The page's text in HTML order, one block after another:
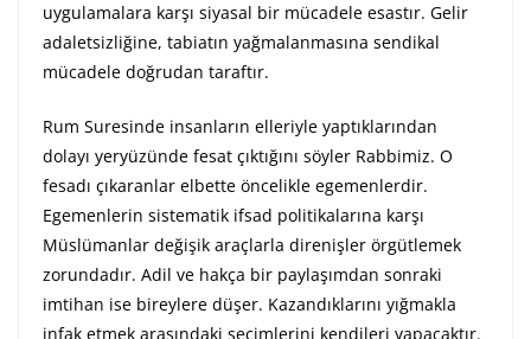
uygulamalara karşı siyasal bir mücadele esastır. Gelir
adaletsizliğine, tabiatın yağmalanmasına sendikal
mücadele doğrudan taraftır.
Rum Suresinde insanların elleriyle yaptıklarından
dolayı yeryüzünde fesat çıktığını söyler Rabbimiz. O
fesadı çıkaranlar elbette öncelikle egemenlerdir.
Egemenlerin sistematik ifsad politikalarına karşı
Müslümanlar değişik araçlarla direnişler örgütlemek
zorundadır. Adil ve hakça bir paylaşımdan sonraki
imtihan ise bireylere düşer. Kazandıklarını yığmakla
infak etmek arasındaki seçimlerini kendileri yapacaktır.